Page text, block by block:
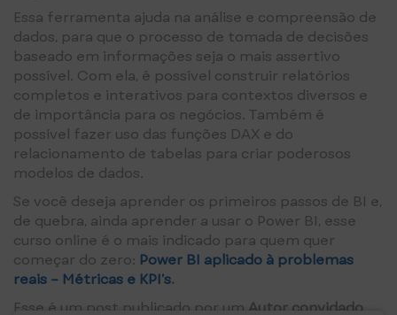
Essa ferramenta ajuda na análise e compreensão de
dados, para que o processo de tomada de decisões
baseado em informações seja o mais assertivo
possível. Com ela, é possível construir relatórios
completos e interativos para contextos diversos e
de importância para os negócios. Também é
possível fazer uso das funções DAX e do
relacionamento de tabelas para criar poderosos
modelos de dados.
Se você deseja aprender os primeiros passos de BI e,
de quebra, ainda aprender a usar o Power BI, esse
curso online é o mais indicado para quem quer
começar do zero: Power BI aplicado à problemas
reais – Métricas e KPI’s.
Esse é um post publicado por um Autor convidado